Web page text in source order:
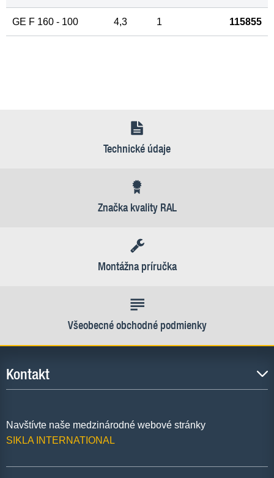
GE F 160 - 100 4,3 1 115855
Technické údaje
Značka kvality RAL
Montážna príručka
Všeobecné obchodné podmienky
Kontakt
Navštívte naše medzinárodné webové stránky
SIKLA INTERNATIONAL